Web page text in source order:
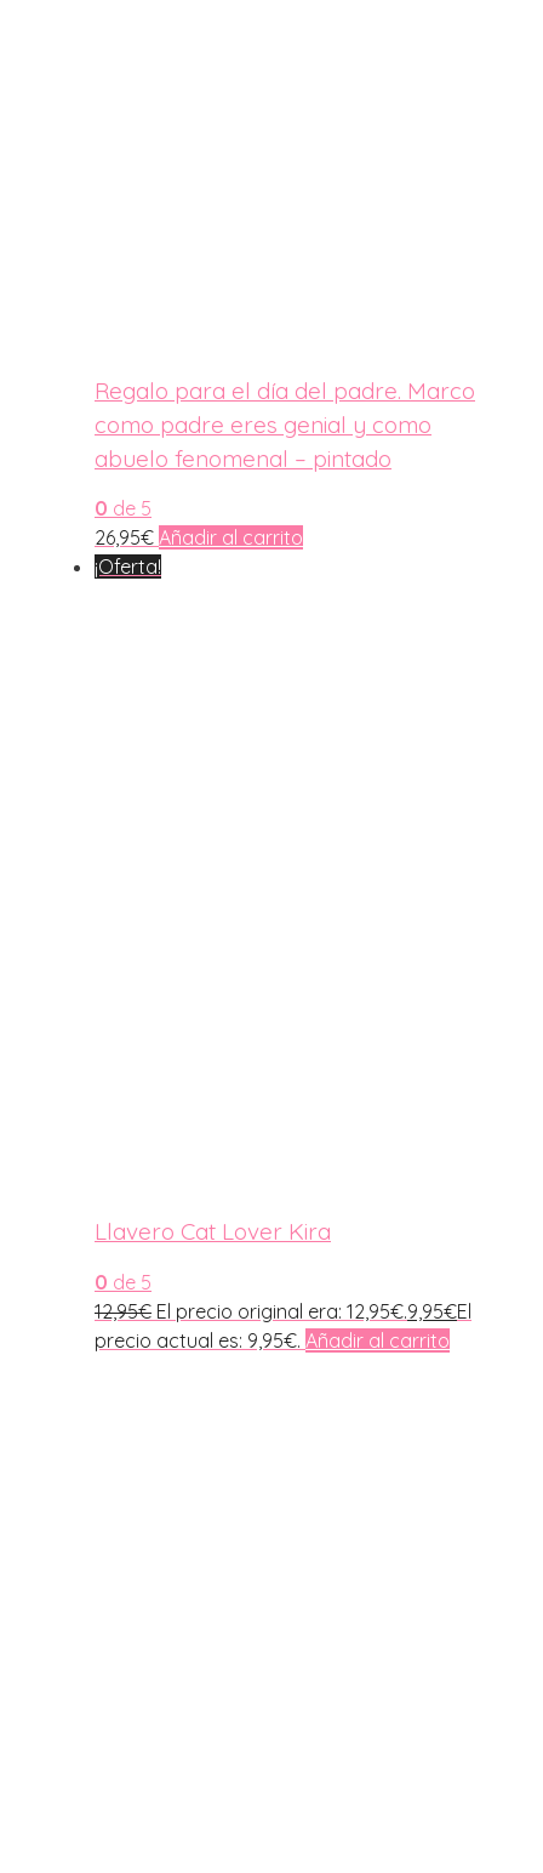
Regalo para el día del padre. Marco
como padre eres genial y como
abuelo fenomenal – pintado
0 de 5
26,95€ Añadir al carrito
¡Oferta!
Llavero Cat Lover Kira
0 de 5
12,95€ El precio original era: 12,95€.9,95€El
precio actual es: 9,95€. Añadir al carrito